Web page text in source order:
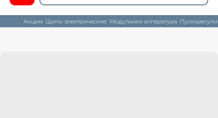
Акции Щиты электрические Модульная аппаратура